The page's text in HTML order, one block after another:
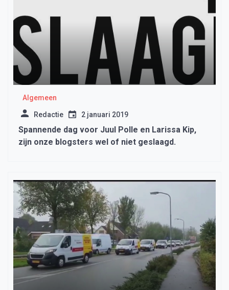
Algemeen
Redactie 2 januari 2019
Spannende dag voor Juul Polle en Larissa Kip,
zijn onze blogsters wel of niet geslaagd.